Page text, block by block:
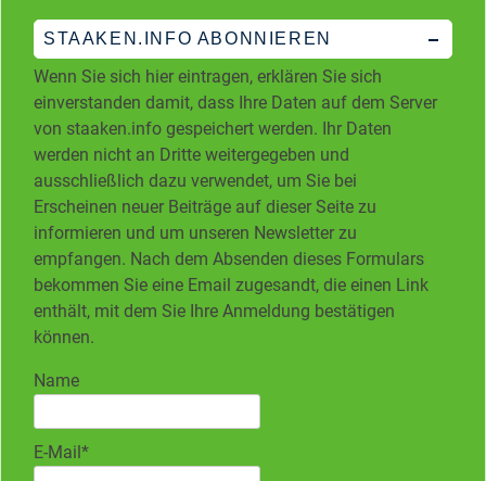
STAAKEN.INFO ABONNIEREN
Wenn Sie sich hier eintragen, erklären Sie sich
einverstanden damit, dass Ihre Daten auf dem Server
von staaken.info gespeichert werden. Ihr Daten
werden nicht an Dritte weitergegeben und
ausschließlich dazu verwendet, um Sie bei
Erscheinen neuer Beiträge auf dieser Seite zu
informieren und um unseren Newsletter zu
empfangen. Nach dem Absenden dieses Formulars
bekommen Sie eine Email zugesandt, die einen Link
enthält, mit dem Sie Ihre Anmeldung bestätigen
können.
Name
E-Mail*